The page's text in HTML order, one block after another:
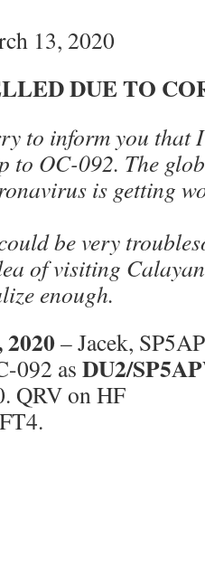
13, 2020
DUE TO
to inform you that
to OC-092. The
is getting
be very
of visiting
enough.
– Jacek,
092 as DU2/
QRV on HF